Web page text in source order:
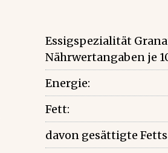
Essigspezialität
Nährwertangaben je
Energie:
Fett:
davon gesättigte